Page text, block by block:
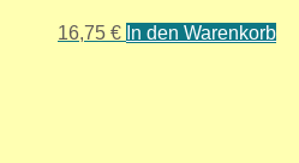
16,75 € In den Warenkorb